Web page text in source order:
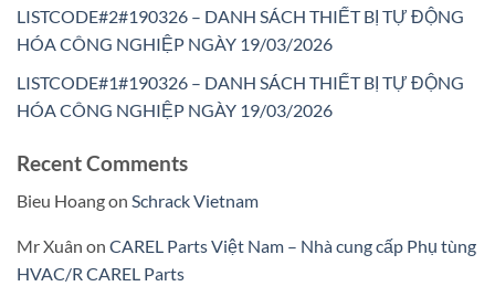
LISTCODE#2#190326 – DANH SÁCH THIẾT BỊ TỰ ĐỘNG
HÓA CÔNG NGHIỆP NGÀY 19/03/2026
LISTCODE#1#190326 – DANH SÁCH THIẾT BỊ TỰ ĐỘNG
HÓA CÔNG NGHIỆP NGÀY 19/03/2026
Recent Comments
Bieu Hoangon Schrack Vietnam
Mr Xuân on CAREL Parts Việt Nam – Nhà cung cấp Phụ tùng
HVAC/R CAREL Parts